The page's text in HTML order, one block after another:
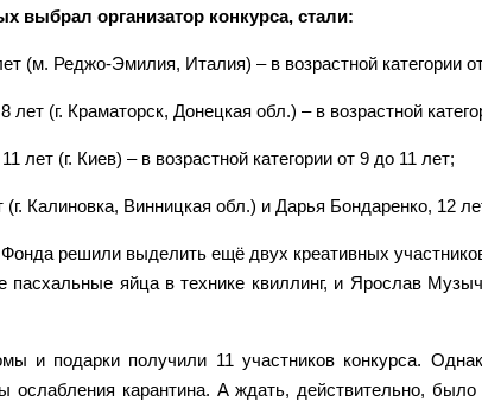
выбрал организатор конкурса, стали:
(м. Реджо-Эмилия, Италия) – в возрастной категории
(г. Краматорск, Донецкая обл.) – в возрастной
лет (г. Киев) – в возрастной категории от 9 до 11 лет;
Калиновка, Винницкая обл.) и Дарья Бондаренко, 12
Фонда решили выделить ещё двух креативных
пасхальные яйца в технике квиллинг, и Ярослав
и подарки получили 11 участников конкурса.
ослабления карантина. А ждать, действительно,